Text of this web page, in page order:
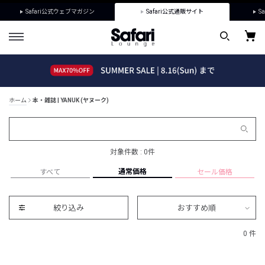
Safari公式ウェブマガジン Safari公式通販サイト
ホーム 本・雑誌 | YANUK (ヤヌーク)
対象件数 : 0件
すべて 通常価格 セール価格
絞り込み おすすめ順
0 件